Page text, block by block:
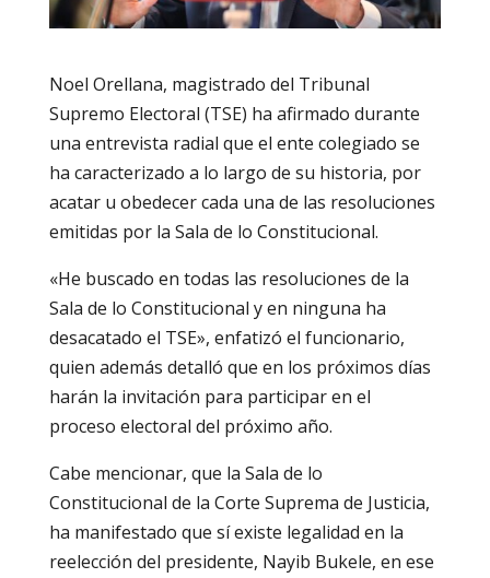
Noel Orellana, magistrado del Tribunal
Supremo Electoral (TSE) ha afirmado durante
una entrevista radial que el ente colegiado se
ha caracterizado a lo largo de su historia, por
acatar u obedecer cada una de las resoluciones
emitidas por la Sala de lo Constitucional.
«He buscado en todas las resoluciones de la
Sala de lo Constitucional y en ninguna ha
desacatado el TSE», enfatizó el funcionario,
quien además detalló que en los próximos días
harán la invitación para participar en el
proceso electoral del próximo año.
Cabe mencionar, que la Sala de lo
Constitucional de la Corte Suprema de Justicia,
ha manifestado que sí existe legalidad en la
reelección del presidente, Nayib Bukele, en ese